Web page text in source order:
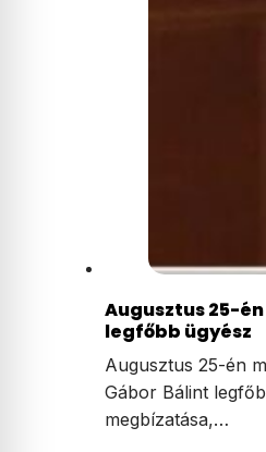
Augusztus 25-
legfőbb ügyész
Augusztus 25-én
Gábor Bálint
megbízatása,…